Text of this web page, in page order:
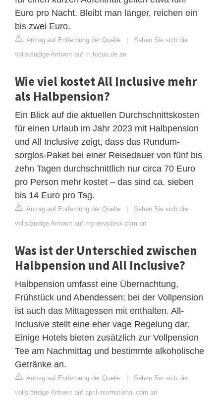
Euro pro Nacht. Bleibt man länger, reichen ein
bis zwei Euro.
Antrag auf Entfernung der Quelle | Sehen Sie sich die
vollständige Antwort auf m.focus.de an
Wie viel kostet All Inclusive mehr
als Halbpension?
Ein Blick auf die aktuellen Durchschnittskosten
für einen Urlaub im Jahr 2023 mit Halbpension
und All Inclusive zeigt, dass das Rundum-
sorglos-Paket bei einer Reisedauer von fünf bis
zehn Tagen durchschnittlich nur circa 70 Euro
pro Person mehr kostet – das sind ca. sieben
bis 14 Euro pro Tag.
Antrag auf Entfernung der Quelle | Sehen Sie sich die
vollständige Antwort auf mynewsdesk.com an
Was ist der Unterschied zwischen
Halbpension und All Inclusive?
Halbpension umfasst eine Übernachtung,
Frühstück und Abendessen; bei der Vollpension
ist auch das Mittagessen mit enthalten. All-
Inclusive stellt eine eher vage Regelung dar.
Einige Hotels bieten zusätzlich zur Vollpension
Tee am Nachmittag und bestimmte alkoholische
Getränke an.
Antrag auf Entfernung der Quelle | Sehen Sie sich die
vollständige Antwort auf april-international.com an